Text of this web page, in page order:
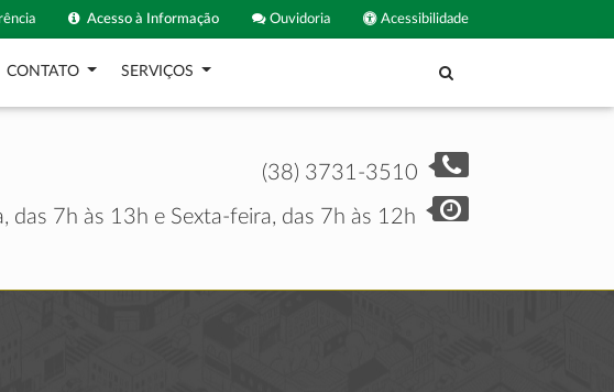
Acessibilidade
Ouvidoria
Acesso à Informação
CONTATO SERVIÇOS
(38) 3731-3510
das 7h às 13h e Sexta-feira, das 7h às 12h